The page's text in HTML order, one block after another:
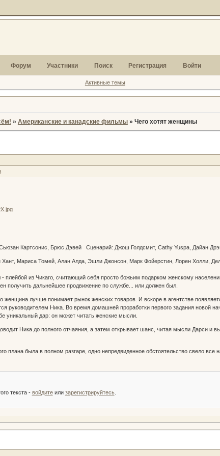
Форум Участники Поиск Регистрация Войти
Активные темы
» Американские и канадские фильмы » Чего хотят женщины
Картсонис, Брюс Дэвей Сценарий: Джош Голдсмит, Cathy Yuspa, Дайан
Хант, Мариса Томей, Алан Алда, Эшли Джонсон, Марк Фойерстин, Лорен Холли,
из Чикаго, считающий себя просто божьим подарком женскому
получить дальнейшее продвижение по службе... или должен был.
женщина лучше понимает рынок женских товаров. И вскоре в агентстве
руководителем Ника. Во время домашней проработки первого задания новой
уникальный дар: он может читать женские мысли.
Ника до полного отчаяния, а затем открывает шанс, читая мысли Дарси и
плана была в полном разгаре, одно непредвиденное обстоятельство свело
текста - войдитеили зарегистрируйтесь.